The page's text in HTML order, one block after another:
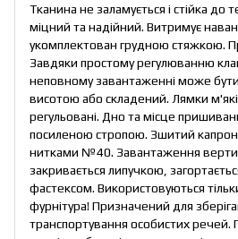
Тканина не заламується і стійка до
міцний та надійний. Витримує
укомплектован грудною стяжкою.
Завдяки простому регулюванню
неповному завантаженні може
висотою або складений. Лямки
регульовані. Дно та місце
посиленою стропою. Зшитий
нитками №40. Завантаження
закривається липучкою,
фастексом. Використовуються
фурнітура! Призначений для
транспортування особистих речей.